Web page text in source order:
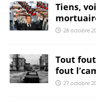
Tiens,
28 octobre
Tout
fout
27 octobre